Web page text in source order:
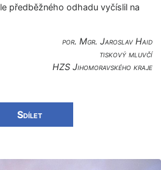
předběžného odhadu vyčíslil na
por. Mgr. Jaroslav Haid
tiskový mluvčí
HZS Jihomoravského kra­je
Sdílet